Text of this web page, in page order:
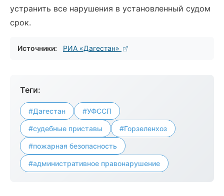
устранить все нарушения в установленный судом
срок.
Источники: РИА «Дагестан»
Теги:
#Дагестан #УФССП
#судебные приставы #Горзеленхоз
#пожарная безопасность
#административное правонарушение